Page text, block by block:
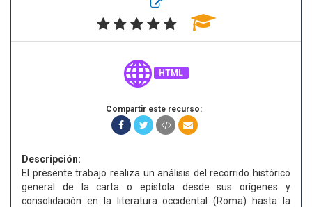
HTML
Compartir este recurso:
Descripción:
El presente trabajo realiza un análisis del recorrido histórico
general de la carta o epístola desde sus orígenes y
consolidación en la literatura occidental (Roma) hasta la